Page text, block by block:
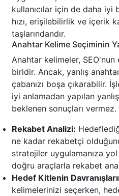
kullanıcılar için de daha
hızı, erişilebilirlik ve içerik
taşlarındandır.
Anahtar Kelime Seçiminin
Anahtar kelimeler,
biridir. Ancak, yanlış
çabanızı boşa çıkarabilir.
iyi anlamadan yapılan
beklenen sonuçları vermez.
Rekabet Analizi:
ne kadar rekabetçi
stratejiler uygulamanıza
doğru araçlarla rekabet
Hedef Kitlenin
kelimelerinizi seçerken,